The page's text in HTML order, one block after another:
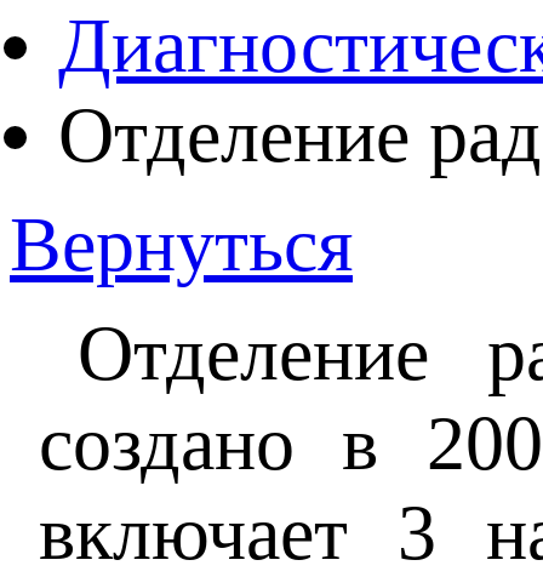
Отделение
Вернуться
Отделение
создано в
включает 3